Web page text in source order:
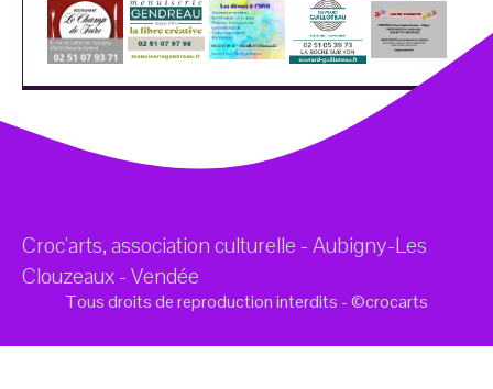
Croc'arts, association culturelle - Aubigny-Les
Clouzeaux - Vendée
Tous droits de reproduction interdits - ©crocarts